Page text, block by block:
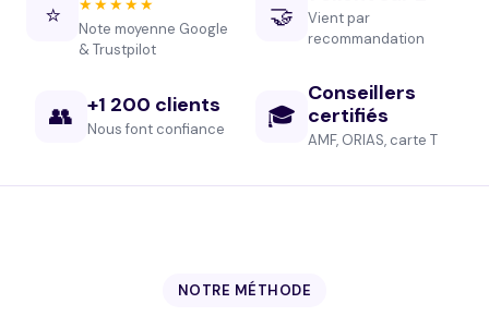
⭐ ★★★★★
Note moyenne Google
& Trustpilot
🤝
Vient par
recommandation
👥 +1 200 clients
Nous font confiance 🎓
Conseillers
certifiés
AMF, ORIAS, carte T
NOTRE MÉTHODE